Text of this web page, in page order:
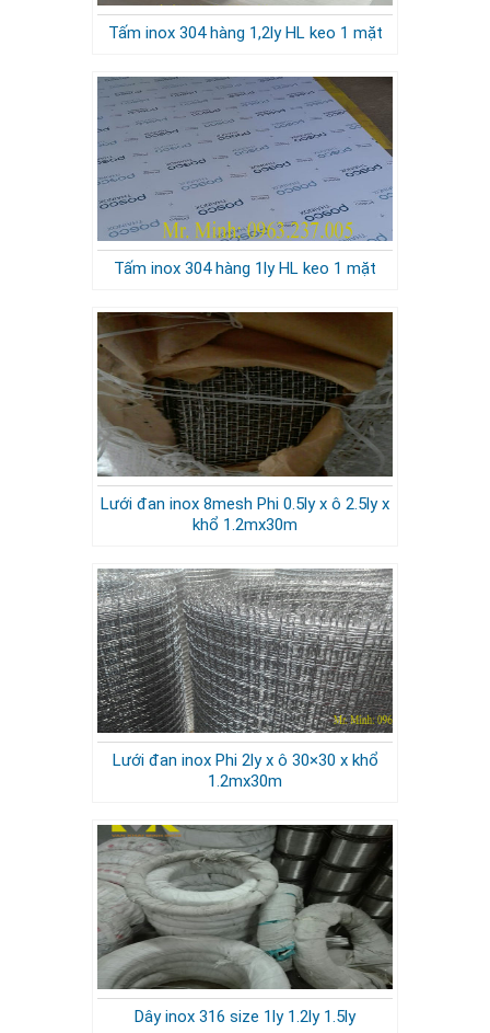
Tấm inox 304 hàng 1,2ly HL keo 1 mặt
Tấm inox 304 hàng 1ly HL keo 1 mặt
Lưới đan inox 8mesh Phi 0.5ly x ô 2.5ly x
khổ 1.2mx30m
Lưới đan inox Phi 2ly x ô 30×30 x khổ
1.2mx30m
Dây inox 316 size 1ly 1.2ly 1.5ly